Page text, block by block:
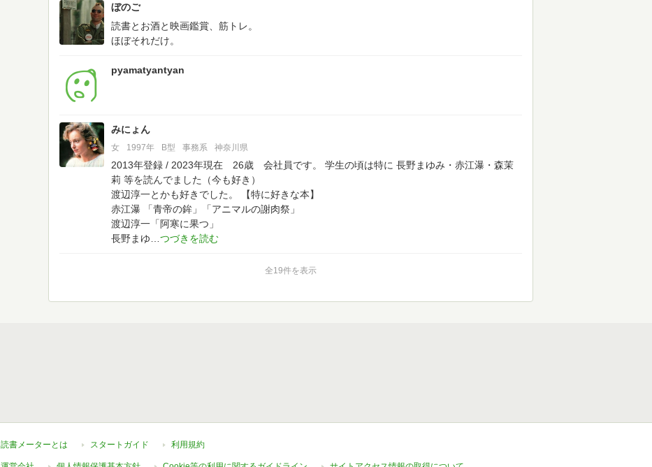
ぼのご
読書とお酒と映画鑑賞、筋トレ。
ほぼそれだけ。
pyamatyantyan
みにょん
女 1997年 B型 事務系 神奈川県
2013年登録 / 2023年現在 26歳 会社員です。
学生の頃は特に 長野まゆみ・赤江瀑・森茉
莉 等を読んでました（今も好き）
渡辺淳一とかも好きでした。
【特に好きな本】
赤江瀑 「青帝の鉾」「アニマルの謝肉祭」
渡辺淳一「阿寒に果つ」
長野まゆ
全19件を表示
読書メーターとは スタートガイド 利用規約